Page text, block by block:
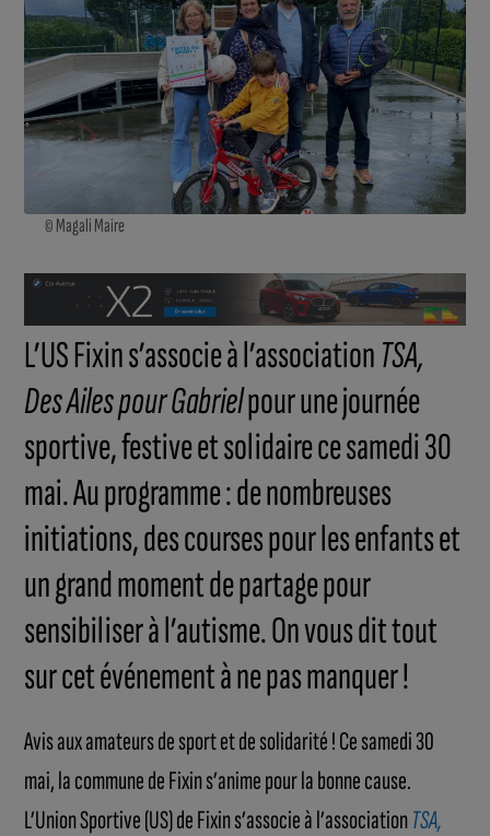
© Magali Maire
L’US Fixin s’associe à l’associationTSA,
Des Ailes pour Gabrielpour une journée
sportive, festive et solidaire ce samedi 30
mai. Au programme : de nombreuses
initiations, des courses pour les enfants et
un grand moment de partage pour
sensibiliser à l’autisme. On vous dit tout
sur cet événement à ne pas manquer !
Avis aux amateurs de sport et de solidarité ! Ce samedi 30
mai, la commune de Fixin s’anime pour la bonne cause.
L’Union Sportive (US) de Fixin s’associe à l’associationTSA,